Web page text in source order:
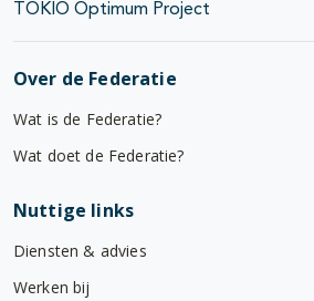
TOKIO Optimum Project
Over de Federatie
Wat is de Federatie?
Wat doet de Federatie?
Nuttige links
Diensten & advies
Werken bij